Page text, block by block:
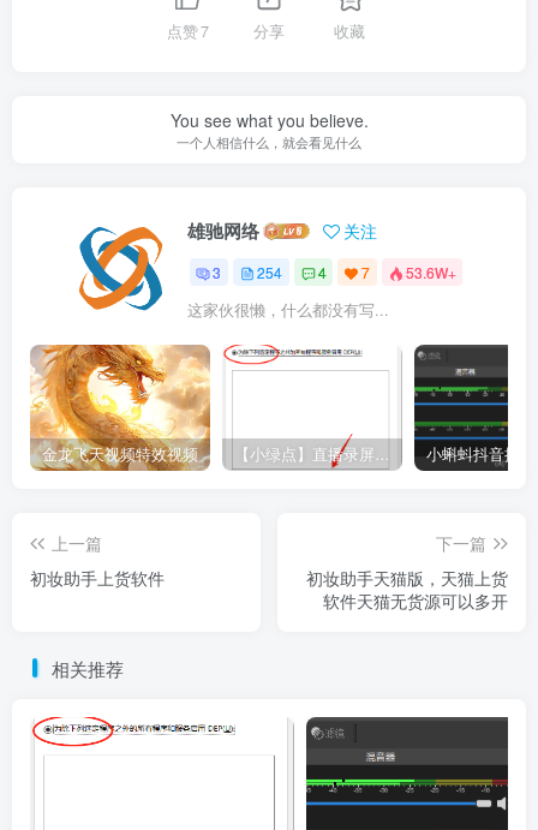
点赞7 分享 收藏
You see what you believe.
一个人相信什么，就会看见什么
雄驰网络 关注
3 254 4 7 53.6W+
这家伙很懒，什么都没有写...
金龙飞天视频特效视频
上一篇
初妆助手上货软件
下一篇
初妆助手天猫版，天猫上货
软件天猫无货源可以多开
相关推荐